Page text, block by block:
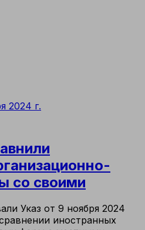
2024 г.
со своими
Указ от 9 ноября 2024
иностранных